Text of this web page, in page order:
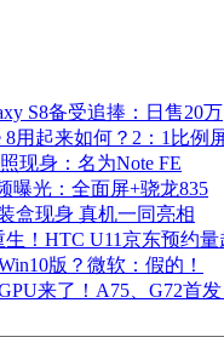
S8备受追捧：日售20万
8用起来如何？2：1比例
现身：名为Note FE
曝光：全面屏+骁龙835
盒现身 真机一同亮相
生！HTC U11京东预约量
版？微软：假的！
来了！A75、G72首